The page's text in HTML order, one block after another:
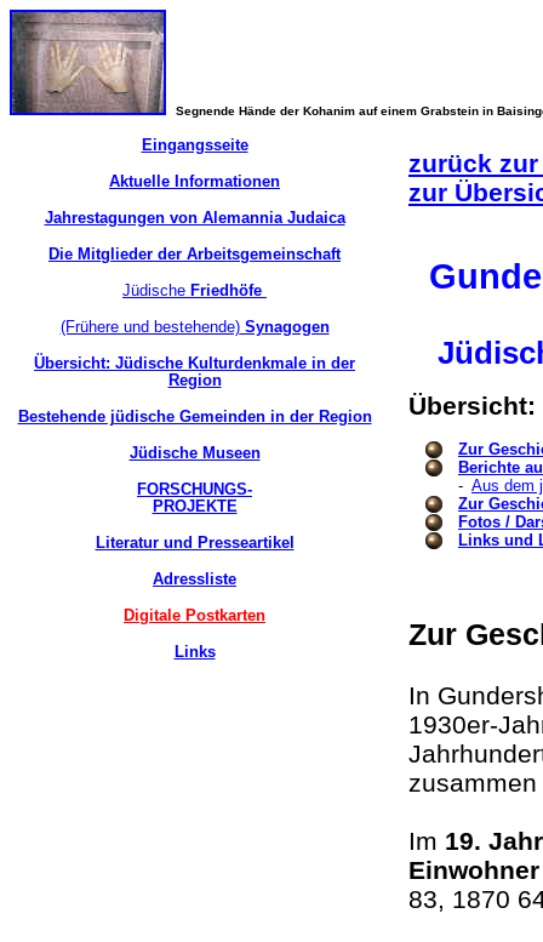
Segnende Hände der Kohanim auf einem Grabstein in
Eingangsseite
Aktuelle Informationen
Jahrestagungen von Alemannia Judaica
Die Mitglieder der Arbeitsgemeinschaft
Jüdische Friedhöfe
(Frühere und bestehende)Synagogen
Übersicht: Jüdische Kulturdenkmale in der
Region
Bestehende jüdische Gemeinden in der Region
Jüdische Museen
FORSCHUNGS-
PROJEKTE
Literatur und Presseartikel
Adressliste
Digitale Postkarten
Links
zurück
zur
Zur
Berichte
- Aus dem
Zur
Fotos /
Links und
Zur
In
1930er-
Im 19.
Einwohner
83, 1870